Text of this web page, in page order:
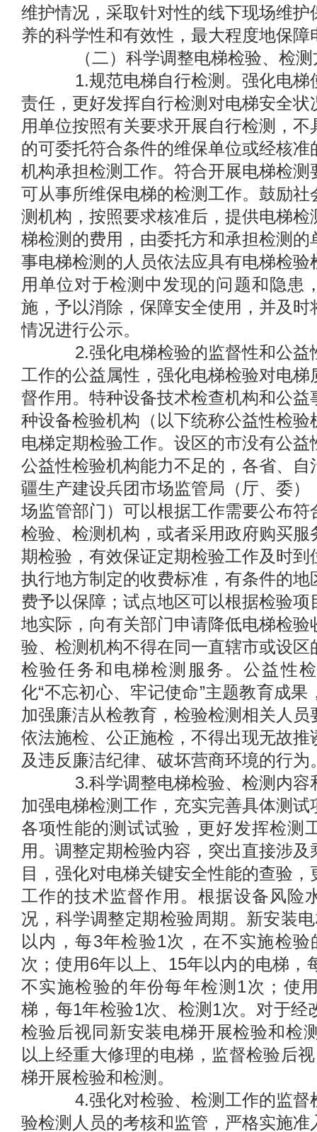
维护情况，采取针对性的线下现场维护
养的科学性和有效性，最大程度地保障
（二）科学调整电梯检验、检测
1.规范电梯自行检测。强化电梯
责任，更好发挥自行检测对电梯安全状
用单位按照有关要求开展自行检测，
的可委托符合条件的维保单位或经核准
机构承担检测工作。符合开展电梯检测
可从事所维保电梯的检测工作。鼓励社
测机构，按照要求核准后，提供电梯检
梯检测的费用，由委托方和承担检测的
事电梯检测的人员依法应具有电梯检验
用单位对于检测中发现的问题和隐患
施，予以消除，保障安全使用，并及时
情况进行公示。
2.强化电梯检验的监督性和公益
工作的公益属性，强化电梯检验对电梯
督作用。特种设备技术检查机构和公益
种设备检验机构（以下统称公益性检验
电梯定期检验工作。设区的市没有公益
公益性检验机构能力不足的，各省、自
疆生产建设兵团市场监管局（厅、委）
场监管部门）可以根据工作需要公布符
检验、检测机构，或者采用政府购买服
期检验，有效保证定期检验工作及时到
执行地方制定的收费标准，有条件的地
费予以保障；试点地区可以根据检验项
地实际，向有关部门申请降低电梯检验
验、检测机构不得在同一直辖市或设区
检验任务和电梯检测服务。公益性
化“不忘初心、牢记使命”主题教育成
加强廉洁从检教育，检验检测相关人员
依法施检、公正施检，不得出现无故推
及违反廉洁纪律、破坏营商环境的行为
3.科学调整电梯检验、检测内容
加强电梯检测工作，充实完善具体测试
各项性能的测试试验，更好发挥检测
用。调整定期检验内容，突出直接涉
目，强化对电梯关键安全性能的查验
工作的技术监督作用。根据设备风险
况，科学调整定期检验周期。新安装
以内，每3年检验1次，在不实施检
次；使用6年以上、15年以内的电梯，
不实施检验的年份每年检测1次；使
梯，每1年检验1次、检测1次。对于经
检验后视同新安装电梯开展检验和检
以上经重大修理的电梯，监督检验后
梯开展检验和检测。
4.强化对检验、检测工作的监督
验检测人员的考核和监管，严格实施准